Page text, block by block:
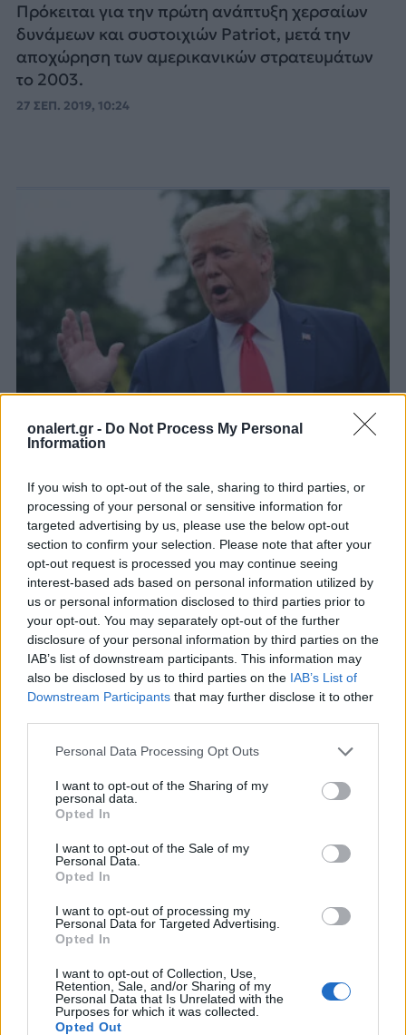
onalert.gr - Do Not Process My Personal
Information
If you wish to opt-out of the sale, sharing to third parties, or
processing of your personal or sensitive information for
targeted advertising by us, please use the below opt-out
section to confirm your selection. Please note that after your
opt-out request is processed you may continue seeing
interest-based ads based on personal information utilized by
us or personal information disclosed to third parties prior to
your opt-out. You may separately opt-out of the further
disclosure of your personal information by third parties on the
IAB’s list of downstream participants. This information may
also be disclosed by us to third parties on the IAB’s List of
Downstream Participants that may further disclose it to other
Personal Data Processing Opt Outs
I want to opt-out of the Sharing of my
personal data.
Opted In
I want to opt-out of the Sale of my
Personal Data.
Opted In
I want to opt-out of processing my
Personal Data for Targeted Advertising.
Opted In
I want to opt-out of Collection, Use,
Retention, Sale, and/or Sharing of my
Personal Data that Is Unrelated with the
Purposes for which it was collected.
Opted Out
Πρόκειται για την πρώτη ανάπτυξη χερσαίων
δυνάμεων και συστοιχιών Patriot, μετά την
αποχώρηση των αμερικανικών στρατευμάτων
το 2003.
27 ΣΕΠ. 2019, 10:24
Σημαντική αύξηση κυρώσεων σε
βάρος του Ιράν
Η αμερικανική κυβέρνηση δεν αποκλείει και
στρατιωτικά αντίποινα
18 ΣΕΠ. 2019, 17:08
“κρυβόμαστε” πίσω από την επίθεση
στην Aramco
εξέφραζαν σχεδόν την "βεβαιότητα" ότι το Ιράν
βρίσκεται πίσω από την επίθεση των Χούτι.
16 ΣΕΠ. 2019, 10:33